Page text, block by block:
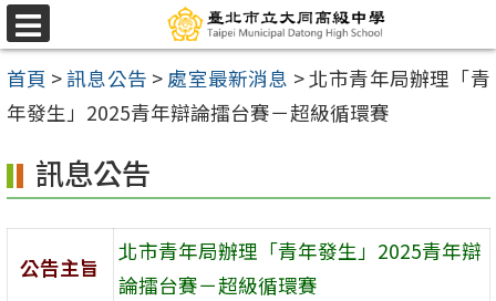
跳
至
主
要
容
區
選
單
首頁 >訊息公告 > 處室最新消息 >北市青年局辦理「青
年發生」2025青年辯論擂台賽－超級循環賽
訊息公告
公告主旨
北市青年局辦理「青年發生」2025青年辯
論擂台賽－超級循環賽